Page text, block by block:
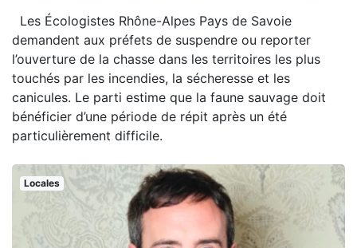
Les Écologistes Rhône-Alpes Pays de Savoie
demandent aux préfets de suspendre ou reporter
l’ouverture de la chasse dans les territoires les plus
touchés par les incendies, la sécheresse et les
canicules. Le parti estime que la faune sauvage doit
bénéficier d’une période de répit après un été
particulièrement difficile.
Locales